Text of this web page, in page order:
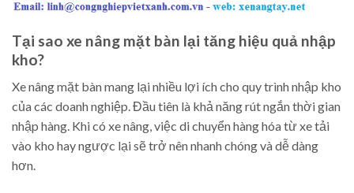
Tại sao xe nâng mặt bàn lại tăng hiệu quả nhập
kho?
Xe nâng mặt bàn mang lại nhiều lợi ích cho quy trình nhập kho
của các doanh nghiệp. Đầu tiên là khả năng rút ngắn thời gian
nhập hàng. Khi có xe nâng, việc di chuyển hàng hóa từ xe tải
vào kho hay ngược lại sẽ trở nên nhanh chóng và dễ dàng
hơn.